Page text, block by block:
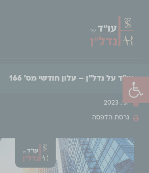
פתח סרגל נגישות
עו"ד על נדל"ן – עלון חודשי מס' 166
יוני, 2023
גרסת הדפסה